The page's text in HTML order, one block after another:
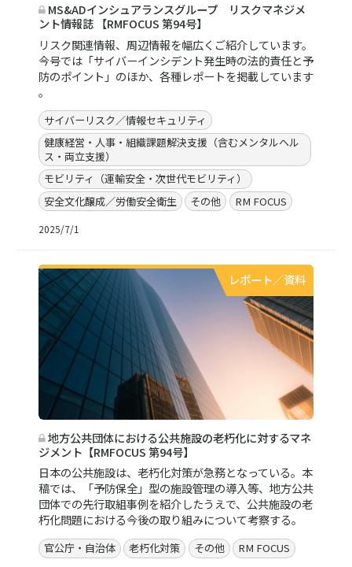
MS&ADインシュアランスグループ リスクマネジメ
ント情報誌 【RMFOCUS 第94号】
リスク関連情報、周辺情報を幅広くご紹介しています。
今号では「サイバーインシデント発生時の法的責任と予
防のポイント」のほか、各種レポートを掲載しています
。
サイバーリスク／情報セキュリティ
健康経営・人事・組織課題解決支援（含むメンタルヘル
ス・両立支援）
モビリティ（運輸安全・次世代モビリティ）
安全文化醸成／労働安全衛生
その他 RM FOCUS
2025/7/1
レポート／資料
地方公共団体における公共施設の老朽化に対するマネ
ジメント【RMFOCUS 第94号】
日本の公共施設は、老朽化対策が急務となっている。本
稿では、「予防保全」型の施設管理の導入等、地方公共
団体での先行取組事例を紹介したうえで、公共施設の老
朽化問題における今後の取り組みについて考察する。
官公庁・自治体 老朽化対策 その他 RM FOCUS